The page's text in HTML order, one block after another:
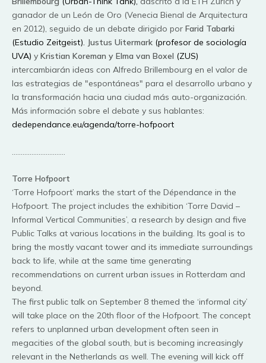
ganador de un León de Oro (Venecia Bienal de Arquitectura
en 2012), seguido de un debate dirigido por Farid Tabarki
(Estudio Zeitgeist). Justus Uitermark (profesor de sociología
UVA) y Kristian Koreman y Elma van Boxel (ZUS)
intercambiarán ideas con Alfredo Brillembourg en el valor de
las estrategias de "espontáneas" para el desarrollo urbano y
la transformación hacia una ciudad más auto-organización.
Más información sobre el debate y sus hablantes:
dedependance.eu/agenda/torre-hofpoort
…………………………
Torre Hofpoort
‘Torre Hofpoort’ marks the start of the Dépendance in the
Hofpoort. The project includes the exhibition ‘Torre David –
Informal Vertical Communities’, a research by design and five
Public Talks at various locations in the building. Its goal is to
bring the mostly vacant tower and its immediate surroundings
back to life, while at the same time generating
recommendations on current urban issues in Rotterdam and
beyond.
The first public talk on September 8 themed the ‘informal city’
will take place on the 20th floor of the Hofpoort. The concept
refers to unplanned urban development often seen in
megacities of the global south, but is becoming increasingly
relevant in the Netherlands as well. The evening will kick off